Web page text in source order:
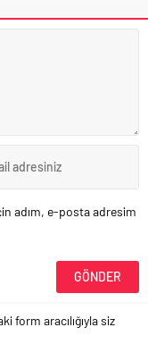
adım, e-posta adresim
form aracılığıyla siz